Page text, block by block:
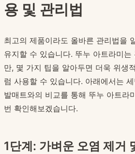
용 및 관리법
최고의 제품이라도 올바른 관리법을
유지할 수 있습니다. 뚜누 아트라미는
만, 몇 가지 팁을 알아두면 더욱 위생
럼 사용할 수 있습니다. 아래에서는
발매트와의 비교를 통해 뚜누 아트라
번 확인해보겠습니다.
1단계: 가벼운 오염 제거